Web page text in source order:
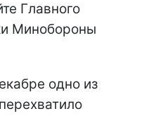
Главного
Минобороны
одно из